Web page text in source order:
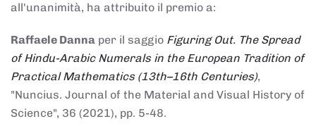
all'unanimità, ha attribuito il premio a:
Raffaele Danna per il saggio Figuring Out. The Spread
of Hindu-Arabic Numerals in the European Tradition of
Practical Mathematics (13th–16th Centuries),
"Nuncius. Journal of the Material and Visual History of
Science", 36 (2021), pp. 5-48.